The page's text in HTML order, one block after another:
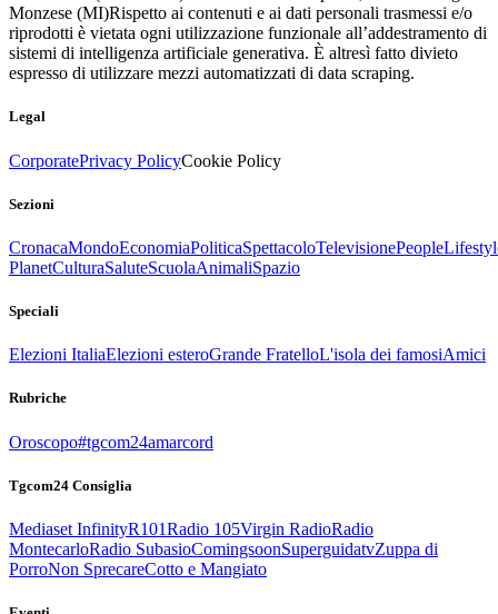
Monzese (MI)Rispetto ai contenuti e ai dati personali trasmessi e/o
riprodotti è vietata ogni utilizzazione funzionale all’addestramento di
sistemi di intelligenza artificiale generativa. È altresì fatto divieto
espresso di utilizzare mezzi automatizzati di data scraping.
Legal
CorporatePrivacy PolicyCookie Policy
Sezioni
CronacaMondoEconomiaPoliticaSpettacoloTelevisionePeople
PlanetCulturaSaluteScuolaAnimaliSpazio
Speciali
Elezioni ItaliaElezioni esteroGrande FratelloL'isola dei famosiAmici
Rubriche
Oroscopo#tgcom24amarcord
Tgcom24 Consiglia
Mediaset InfinityR101Radio 105Virgin RadioRadio
MontecarloRadio SubasioComingsoonSuperguidatvZuppa di
PorroNon SprecareCotto e Mangiato